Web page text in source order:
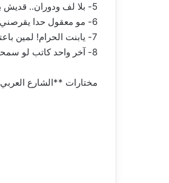
5- بلا لف ودوران.. قديش بدك؟؟
6- مو معقول حدا يقرصني أنا بحلم؟؟؟
7- يابنت الحرام! لمين باعتي المسج واجاني بالغلط؟
8- آخر واحد كاتب لو سمحتي ممكن أعرف مين معي؟
مختارات **الشارع